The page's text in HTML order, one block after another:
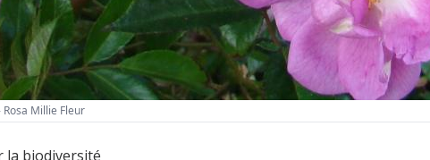
Rosa Millie Fleur
la biodiversité